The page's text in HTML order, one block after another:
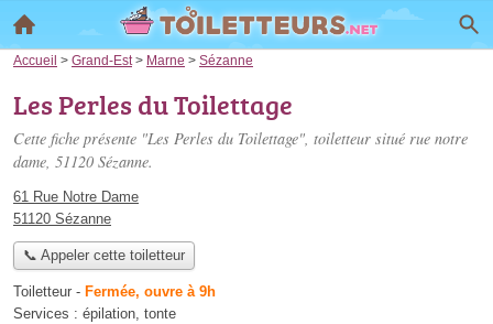
Accueil > Grand-Est > Marne > Sézanne
Les Perles du Toilettage
Cette fiche présente "Les Perles du Toilettage", toiletteur situé rue notre
dame, 51120 Sézanne.
61 Rue Notre Dame
51120 Sézanne
📞 Appeler cette toiletteur
Toiletteur - Fermée, ouvre à 9h
Services : épilation, tonte